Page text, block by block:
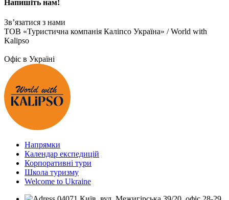
Напишіть нам!
Зв’язатися з нами
ТОВ «Туристична компанія Каліпсо Україна» / World with
Kalipso
Офіс в Україні
Напрямки
Календар експедицій
Корпоративні тури
Школа туризму
Welcome to Ukraine